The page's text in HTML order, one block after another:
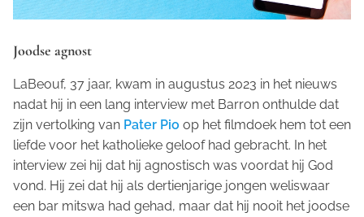
Joodse agnost
LaBeouf, 37 jaar, kwam in augustus 2023 in het nieuws
nadat hij in een lang interview met Barron onthulde dat
zijn vertolking van Pater Pio op het filmdoek hem tot een
liefde voor het katholieke geloof had gebracht. In het
interview zei hij dat hij agnostisch was voordat hij God
vond. Hij zei dat hij als dertienjarige jongen weliswaar
een bar mitswa had gehad, maar dat hij nooit het joodse